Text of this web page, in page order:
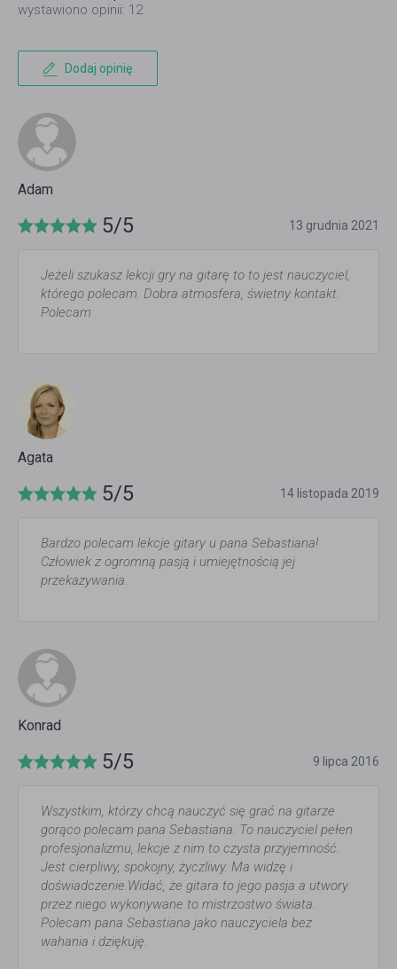
wystawiono opinii: 12
Dodaj opinię
Adam
5/5 13 grudnia 2021
Jeżeli szukasz lekcji gry na gitarę to to jest nauczyciel,
którego polecam. Dobra atmosfera, świetny kontakt.
Polecam
Agata
5/5 14 listopada 2019
Bardzo polecam lekcje gitary u pana Sebastiana!
Człowiek z ogromną pasją i umiejętnością jej
przekazywania.
Konrad
5/5 9 lipca 2016
Wszystkim, którzy chcą nauczyć się grać na gitarze
gorąco polecam pana Sebastiana. To nauczyciel pełen
profesjonalizmu, lekcje z nim to czysta przyjemność.
Jest cierpliwy, spokojny, życzliwy. Ma widzę i
doświadczenie.Widać, że gitara to jego pasja a utwory
przez niego wykonywane to mistrzostwo świata.
Polecam pana Sebastiana jako nauczyciela bez
wahania i dziękuję.